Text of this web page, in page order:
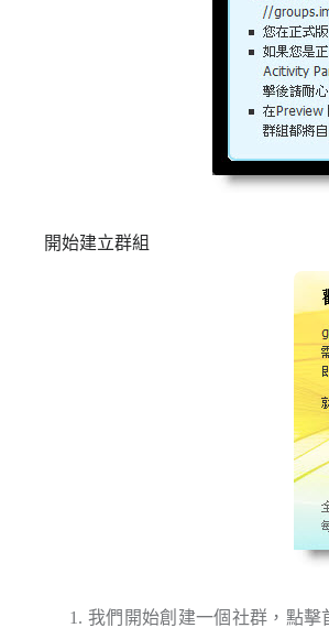
開始建立群組
我們開始創建一個社群，點擊